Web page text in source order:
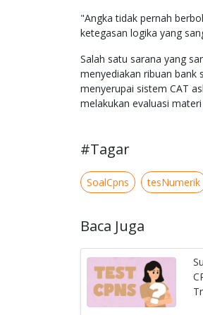
"Angka tidak pernah
ketegasan logika yang
Salah satu sarana yang
menyediakan ribuan bank
menyerupai sistem CAT
melakukan evaluasi
#Tagar
SoalCpns tesNumerik
Baca Juga